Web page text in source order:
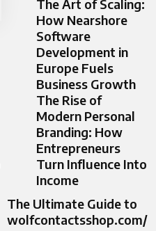
The Art of Scaling:
How Nearshore
Software
Development in
Europe Fuels
Business Growth
The Rise of
Modern Personal
Branding: How
Entrepreneurs
Turn Influence Into
Income
The Ultimate Guide to
wolfcontactsshop.com/